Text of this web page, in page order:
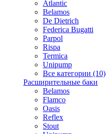
Atlantic
Belamos
De Dietrich
Federica Bugatti
Parpol
Rispa
Termica
Unipump
Все категории (10)
Расширительные баки
Belamos
Flamco
Oasis
Reflex
Stout